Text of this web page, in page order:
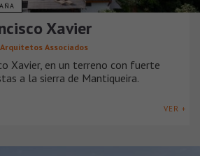
Xavier
Associados
Xavier, en un terreno con fuerte
a la sierra de Mantiqueira.
VER +